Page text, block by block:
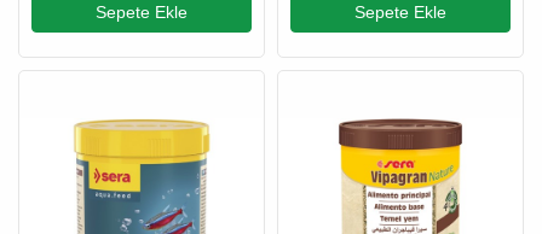
Sepete Ekle Sepete Ekle